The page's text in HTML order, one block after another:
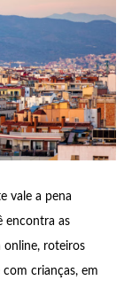
vale a pena
encontra as
online, roteiros
crianças, em